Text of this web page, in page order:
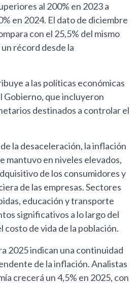
al 200% en 2023 a
en 2024. El dato de diciembre
con el 25,5% del mismo
récord desde la
a las políticas económicas
Gobierno, que incluyeron
destinados a controlar el
la desaceleración, la inflación
mantuvo en niveles elevados,
de los consumidores y
de las empresas. Sectores
educación y transporte
significativos a lo largo del
costo de vida de la población.
2025 indican una continuidad
de la inflación. Analistas
crecerá un 4,5% en 2025, con